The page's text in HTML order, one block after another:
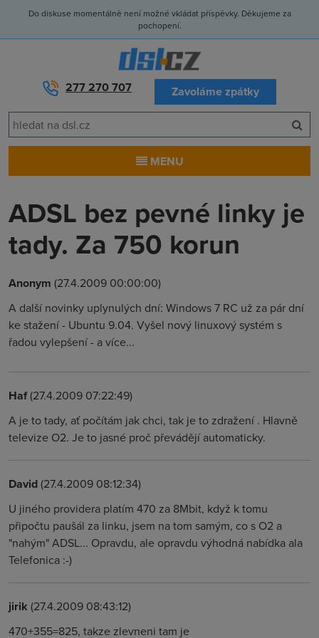
Do diskuse momentálně není možné vkládat příspěvky. Děkujeme za
pochopení.
277 270 707 Zavoláme zpátky
MENU
ADSL bez pevné linky je
tady. Za 750 korun
Anonym (27.4.2009 00:00:00)
A další novinky uplynulých dní: Windows 7 RC už za pár dní
ke stažení - Ubuntu 9.04. Vyšel nový linuxový systém s
řadou vylepšení - a více...
Haf(27.4.2009 07:22:49)
A je to tady, ať počítám jak chci, tak je to zdražení . Hlavně
televize O2. Je to jasné proč převádějí automaticky.
David(27.4.2009 08:12:34)
U jiného providera platím 470 za 8Mbit, když k tomu
připočtu paušál za linku, jsem na tom samým, co s O2 a
"nahým" ADSL... Opravdu, ale opravdu výhodná nabídka ala
Telefonica :-)
jirik (27.4.2009 08:43:12)
470+355=825, takze zlevneni tam je